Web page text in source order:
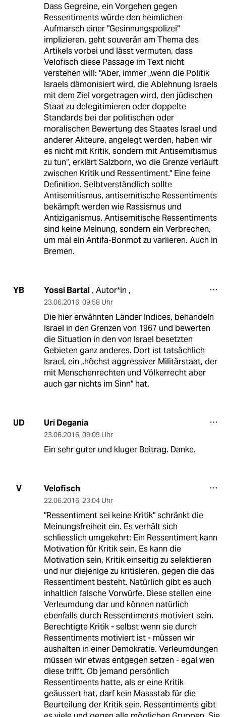
Dass Gegreine, ein Vorgehen gegen
Ressentiments würde den heimlichen
Aufmarsch einer "Gesinnungspolizei"
implizieren, geht souverän am Thema des
Artikels vorbei und lässt vermuten, dass
Velofisch diese Passage im Text nicht
verstehen will: "Aber, immer „wenn die Politik
Israels dämonisiert wird, die Ablehnung Israels
mit dem Ziel vorgetragen wird, den jüdischen
Staat zu delegitimieren oder doppelte
Standards bei der politischen oder
moralischen Bewertung des Staates Israel und
anderer Akteure, angelegt werden, haben wir
es nicht mit Kritik, sondern mit Antisemitismus
zu tun“, erklärt Salzborn, wo die Grenze verläuft
zwischen Kritik und Ressentiment." Eine feine
Definition. Selbtverständlich sollte
Antisemitismus, antisemitische Ressentiments
bekämpft werden wie Rassismus und
Antiziganismus. Antisemitische Ressentiments
sind keine Meinung, sondern ein Verbrechen,
um mal ein Antifa-Bonmot zu variieren. Auch in
Bremen.
YB Yossi Bartal , Autor*in ,
23.06.2016, 09:58 Uhr
Die hier erwähnten Länder Indices, behandeln
Israel in den Grenzen von 1967 und bewerten
die Situation in den von Israel besetzten
Gebieten ganz anderes. Dort ist tatsächlich
Israel, ein „höchst aggressiver Militärstaat, der
mit Menschenrechten und Völkerrecht aber
auch gar nichts im Sinn" hat.
UD Uri Degania
23.06.2016, 09:09 Uhr
Ein sehr guter und kluger Beitrag. Danke.
V Velofisch
22.06.2016, 23:04 Uhr
"Ressentiment sei keine Kritik" schränkt die
Meinungsfreiheit ein. Es verhält sich
schliesslich umgekehrt: Ein Ressentiment kann
Motivation für Kritik sein. Es kann die
Motivation sein, Kritik einseitig zu selektieren
und nur diejenige zu kritisieren, gegen die das
Ressentiment besteht. Natürlich gibt es auch
inhaltlich falsche Vorwürfe. Diese stellen eine
Verleumdung dar und können natürlich
ebenfalls durch Ressentiments motiviert sein.
Berechtigte Kritik - selbst wenn sie durch
Ressentiments motiviert ist - müssen wir
aushalten in einer Demokratie. Verleumdungen
müssen wir etwas entgegen setzen - egal wen
diese trifft. Ob jemand persönlich
Ressentiments hatte, als er eine Kritik
geäussert hat, darf kein Massstab für die
Beurteilung der Kritik sein. Ressentiments gibt